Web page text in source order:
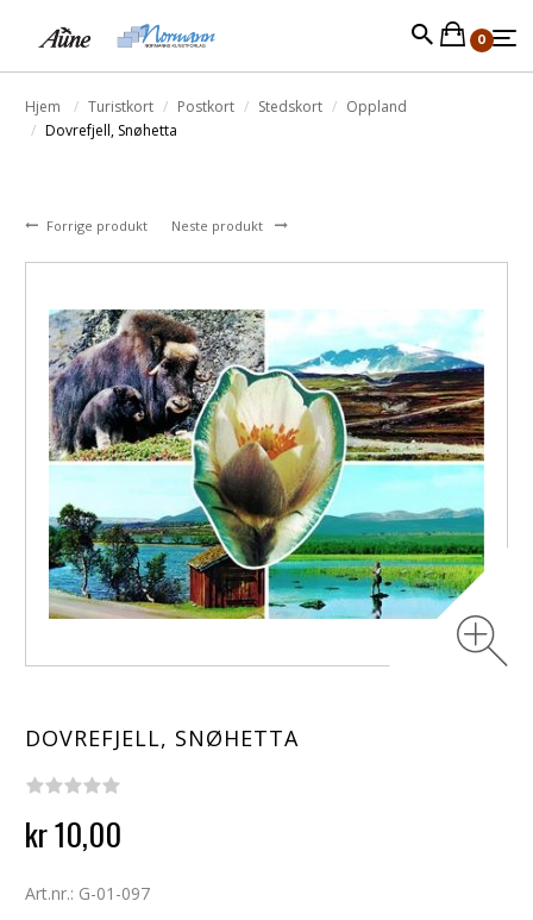
0
Hjem Turistkort Postkort Stedskort
Oppland
Dovrefjell, Snøhetta
Forrige produkt Neste produkt
DOVREFJELL, SNØHETTA
kr 10,00
Art.nr.: G-01-097